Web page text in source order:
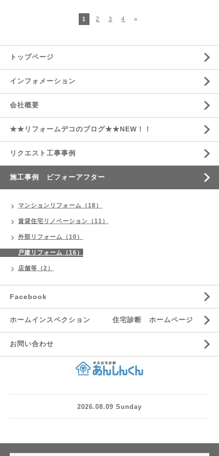
1 2 3 4 »
トップページ
インフォメーション
会社概要
★★リフォームデコのブログ★★NEW！！
リクエスト工事事例
施工事例 ビフォーアフター
マンションリフォーム（18）
賃貸住宅リノベーション（11）
外部リフォーム（10）
戸建リフォーム（16）
店舗等（2）
Facebook
ホームインスペクション 住宅診断 ホームページ
お問い合わせ
2026.08.09 Sunday